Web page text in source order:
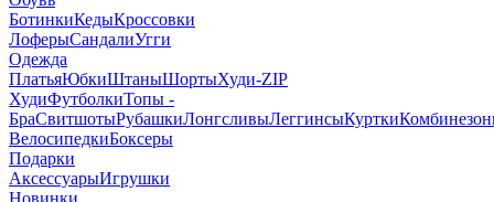
БотинкиКедыКроссовки
ЛоферыСандалиУгги
Одежда
ПлатьяЮбкиШтаныШортыХуди-ZIP
ХудиФутболкиТопы -
БраСвитшотыРубашкиЛонгсливыЛеггинсыКуртки
ВелосипедкиБоксеры
Подарки
АксессуарыИгрушки
Новинки